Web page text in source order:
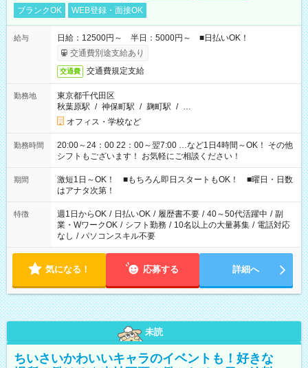
ブランクOK
WEB登録・面接OK
給与
日給：12500円～ 半日：5000円～ ■日払いOK！
交通費別途支給あり
交通費 交通費規定支給
勤務地
東京都千代田区
秋葉原駅 / 神保町駅 / 麹町駅 / …
オフィス・学校など
勤務時間
20:00～24：00 22：00～翌7:00 …など1日4時間～OK！ その他
シフトもございます！ お気軽にご相談ください！
期間
激短1日～OK！ ■もちろん即日スタートもOK！ ■曜日・日数
はアナタ次第！
特徴 週1日からOK / 日払いOK / 履歴書不要 / 40～50代活躍中 / 副
業・WワークOK / シフト勤務 / 10名以上の大量募集 / 電話対応
なし / パソコンスキル不要
気になる！ 応募する 詳細へ
未読
ちいさいかわいいキャラのイベントも！好きな